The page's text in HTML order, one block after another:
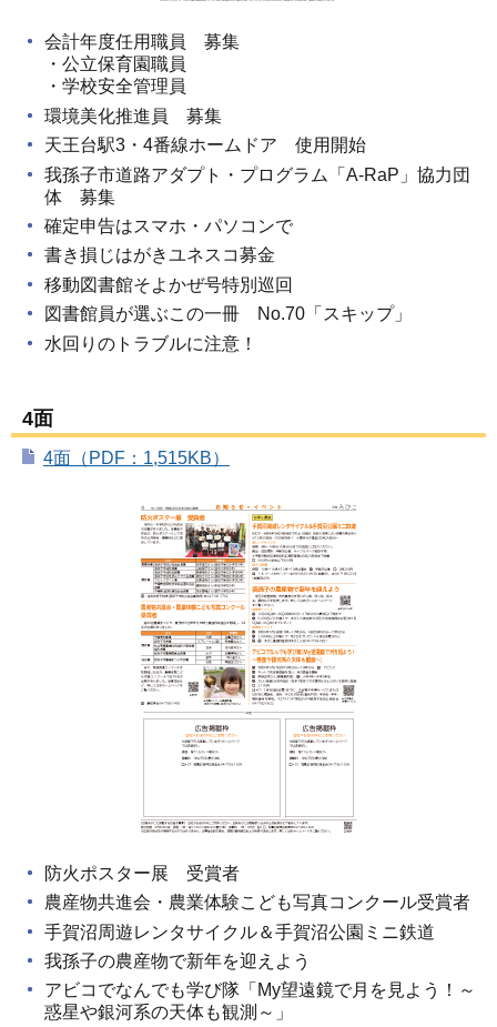
会計年度任用職員 募集
・公立保育園職員
・学校安全管理員
環境美化推進員 募集
天王台駅3・4番線ホームドア 使用開始
我孫子市道路アダプト・プログラム「A-RaP」協力団
体 募集
確定申告はスマホ・パソコンで
書き損じはがきユネスコ募金
移動図書館そよかぜ号特別巡回
図書館員が選ぶこの一冊 No.70「スキップ」
水回りのトラブルに注意！
4面
4面（PDF：1,515KB）
防火ポスター展 受賞者
農産物共進会・農業体験こども写真コンクール受賞者
手賀沼周遊レンタサイクル＆手賀沼公園ミニ鉄道
我孫子の農産物で新年を迎えよう
アビコでなんでも学び隊「My望遠鏡で月を見よう！～
惑星や銀河系の天体も観測～」